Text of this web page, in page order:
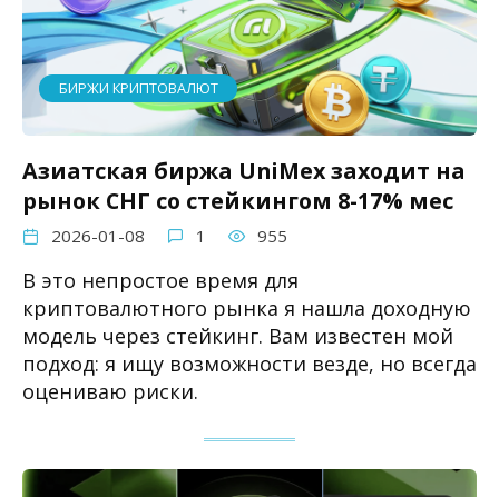
БИРЖИ КРИПТОВАЛЮТ
Азиатская биржа UniMex заходит на
рынок СНГ со стейкингом 8-17% мес
2026-01-08 1 955
В это непростое время для
криптовалютного рынка я нашла доходную
модель через стейкинг. Вам известен мой
подход: я ищу возможности везде, но всегда
оцениваю риски.